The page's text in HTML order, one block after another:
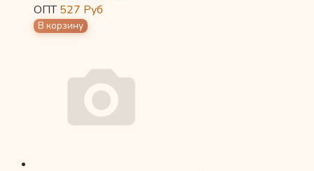
ОПТ527 Руб